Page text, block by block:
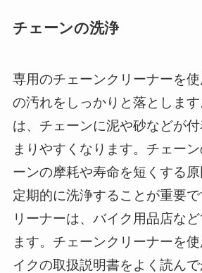
チェーンの洗浄
専用のチェーンクリーナーを
の汚れをしっかりと落としま
は、チェーンに泥や砂などが
まりやすくなります。チェー
ーンの摩耗や寿命を短くする原
定期的に洗浄することが重要
リーナーは、バイク用品店な
ます。チェーンクリーナーを
イクの取扱説明書をよく読ん